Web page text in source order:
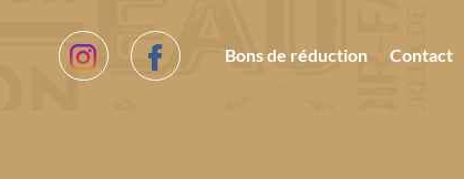
Bons de réduction Contact